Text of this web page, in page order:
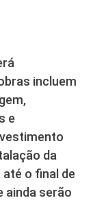
incluem
e
da
o final de
ainda serão